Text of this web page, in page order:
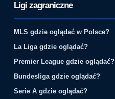
Ligi zagraniczne
MLS gdzie oglądać w Polsce?
La Liga gdzie oglądać?
Premier League gdzie oglądać?
Bundesliga gdzie oglądać?
Serie A gdzie oglądać?